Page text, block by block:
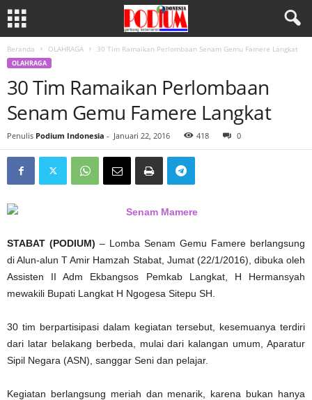
Beranda OLAHRAGA 30 Tim Ramaikan Perlombaan Senam Gemu Famere Langkat
OLAHRAGA
30 Tim Ramaikan Perlombaan
Senam Gemu Famere Langkat
Penulis Podium Indonesia - Januari 22, 2016 418 0
STABAT (PODIUM) – Lomba Senam Gemu Famere berlangsung
di Alun-alun T Amir Hamzah Stabat, Jumat (22/1/2016), dibuka oleh
Assisten II Adm Ekbangsos Pemkab Langkat, H Hermansyah
mewakili Bupati Langkat H Ngogesa Sitepu SH.
30 tim berpartisipasi dalam kegiatan tersebut, kesemuanya terdiri
dari latar belakang berbeda, mulai dari kalangan umum, Aparatur
Sipil Negara (ASN), sanggar Seni dan pelajar.
Kegiatan berlangsung meriah dan menarik, karena bukan hanya